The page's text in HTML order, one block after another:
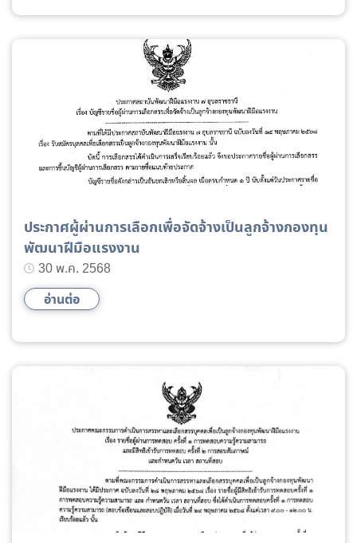
ประกาศผู้ผ่านการเลือกเพื่อจัดจ้างเป็นลูกจ้างกองทุน
พัฒนาฝีมือแรงงาน
30 พ.ค. 2568
อ่านต่อ